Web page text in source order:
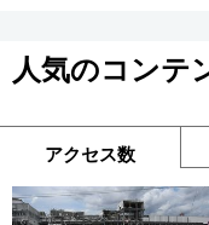
人気のコンテ
アクセス数